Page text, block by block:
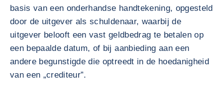
basis van een onderhandse handtekening, opgesteld
door de uitgever als schuldenaar, waarbij de
uitgever belooft een vast geldbedrag te betalen op
een bepaalde datum, of bij aanbieding aan een
andere begunstigde die optreedt in de hoedanigheid
van een „crediteur”.